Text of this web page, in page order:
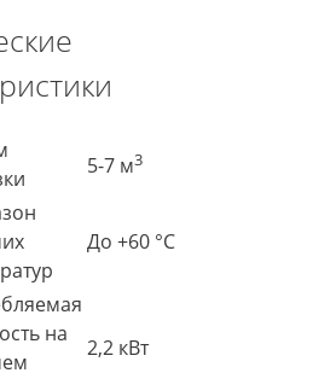
5-7 м3
До +60 °C
на
2,2 кВт